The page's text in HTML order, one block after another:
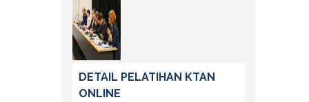
DETAIL PELATIHAN KTAN
ONLINE